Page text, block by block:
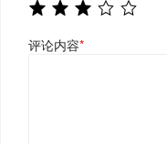
评论内容*